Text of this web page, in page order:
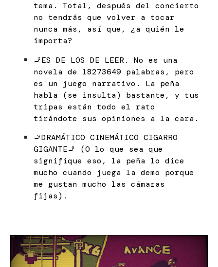
tema. Total, después del concierto
no tendrás que volver a tocar
nunca más, así que, ¿a quién le
importa?
🚬ES DE LOS DE LEER. No es una
novela de 18273649 palabras, pero
es un juego narrativo. La peña
habla (se insulta) bastante, y tus
tripas están todo el rato
tirándote sus opiniones a la cara.
🚬DRAMÁTICO CINEMÁTICO CIGARRO
GIGANTE🚬 (O lo que sea que
signifique eso, la peña lo dice
mucho cuando juega la demo porque
me gustan mucho las cámaras
fijas).